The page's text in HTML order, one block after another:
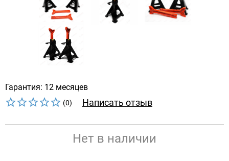
Гарантия: 12 месяцев
(0) Написать отзыв
Нет в наличии